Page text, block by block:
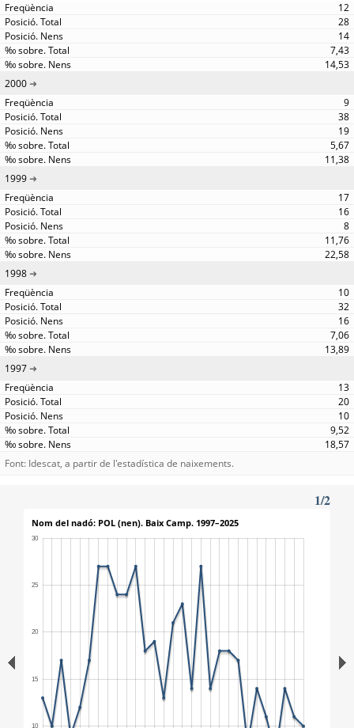
12
28
14
7,43
14,53
2000
9
38
19
5,67
11,38
1999
17
16
8
11,76
22,58
1998
10
32
16
7,06
13,89
1997
13
20
10
9,52
18,57
Font: Idescat, a partir de l'estadística de naixements.